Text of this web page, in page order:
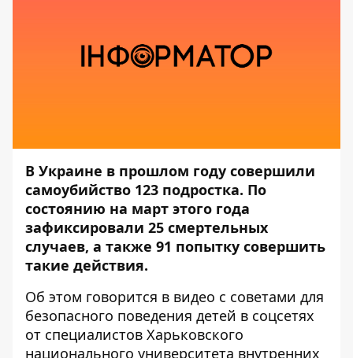
В Украине в прошлом году совершили
самоубийство 123 подростка. По
состоянию на март этого года
зафиксировали 25 смертельных
случаев, а также 91 попытку совершить
такие действия.
Об этом говорится в видео с советами для
безопасного поведения детей в соцсетях
от специалистов Харьковского
национального университета внутренних